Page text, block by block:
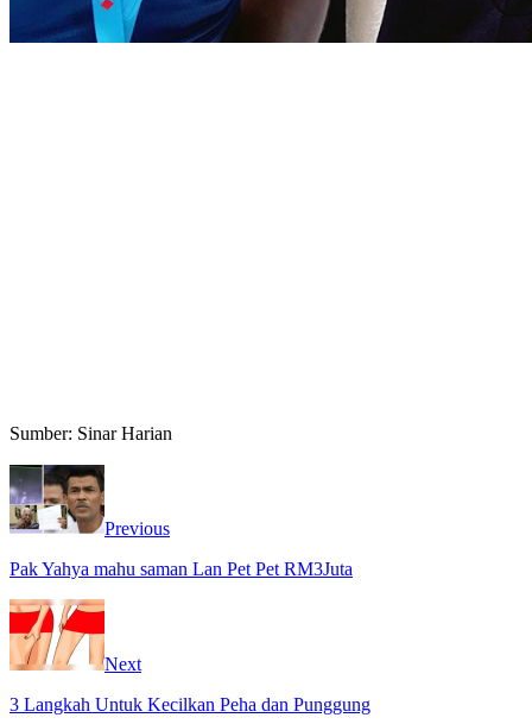
Sumber: Sinar Harian
Previous
Pak Yahya mahu saman Lan Pet Pet RM3Juta
Next
3 Langkah Untuk Kecilkan Peha dan Punggung